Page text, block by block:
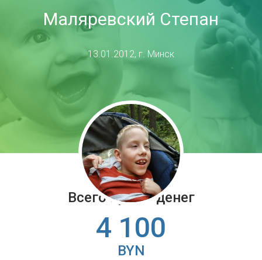
Маляревский Степан
13.01.2012, г. Минск
Всего нужно денег
4 100
BYN